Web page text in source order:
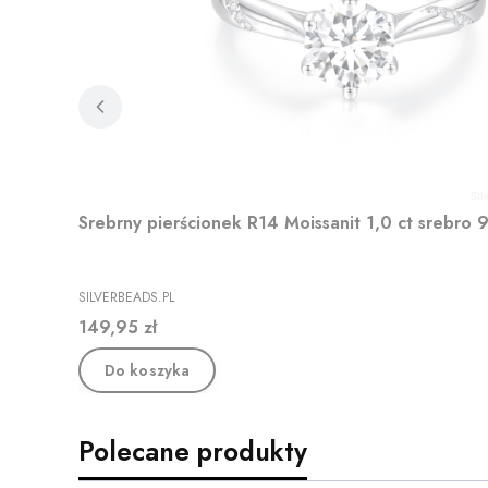
Srebrny pierścionek R14 Moissanit 1,0 ct srebro
PRODUCENT
SILVERBEADS.PL
Cena
149,95 zł
Do koszyka
Polecane produkty